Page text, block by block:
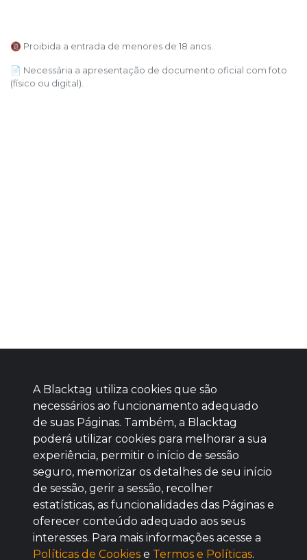
🔞 Proibida a entrada de menores de 18 anos.
📄 Necessária a apresentação de documento oficial com foto
(físico ou digital).
Baixe agora nosso app
A Blacktag utiliza cookies que são
necessários ao funcionamento adequado
de suas Páginas. Também, a Blacktag
poderá utilizar cookies para melhorar a sua
experiência, permitir o início de sessão
seguro, memorizar os detalhes de seu início
de sessão, gerir a sessão, recolher
estatísticas, as funcionalidades das Páginas e
oferecer conteúdo adequado aos seus
interesses. Para mais informações acesse a
Políticas de Cookies e Termos e Políticas.